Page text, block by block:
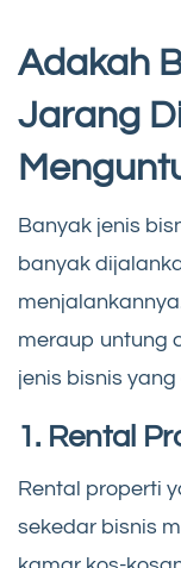
Adakah
Jarang
Banyak jenis
banyak
meraup untung
jenis bisnis
1. Rental
Rental properti
sekedar bisnis